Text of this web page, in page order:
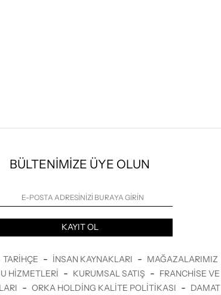
BÜLTENİMİZE ÜYE OLUN
KAYIT OL
TARIHÇE - İNSAN KAYNAKLARI - MAĞAZALARIMIZ
HIZMETLERI - KURUMSAL SATIŞ - FRANCHISE VE
- ORKA HOLDING KALITE POLITIKASI - DAMAT